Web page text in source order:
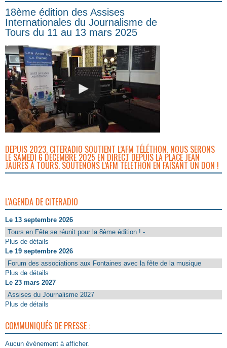
18ème édition des Assises
Internationales du Journalisme de
Tours du 11 au 13 mars 2025
DEPUIS 2023, CITERADIO SOUTIENT L’AFM TÉLÉTHON. NOUS SERONS
LE SAMEDI 6 DÉCEMBRE 2025 EN DIRECT DEPUIS LA PLACE JEAN
JAURÈS À TOURS. SOUTENONS L’AFM TÉLÉTHON EN FAISANT UN DON !
L'AGENDA DE CITERADIO
Le 13 septembre 2026
Tours en Fête se réunit pour la 8ème édition ! -
Plus de détails
Le 19 septembre 2026
Forum des associations aux Fontaines avec la fête de la musique
Plus de détails
Le 23 mars 2027
Assises du Journalisme 2027
Plus de détails
COMMUNIQUÉS DE PRESSE :
Aucun évènement à afficher.